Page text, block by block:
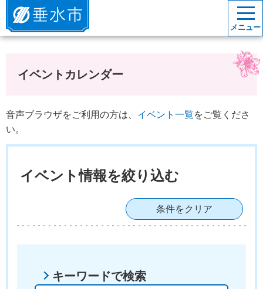
垂水市
メニュー
イベントカレンダー
音声ブラウザをご利用の方は、 イベント一覧をご覧くださ
い。
イベント情報を絞り込む
条件をクリア
キーワードで検索